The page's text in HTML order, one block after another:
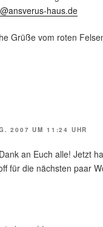
haus.de
Grüße vom roten
2007 UM 11:24 UHR
an Euch alle! Jetzt
für die nächsten paar